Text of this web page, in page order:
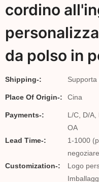
cordino
da polso in
Shipping-:
Place Of Origin-: Cina
Payments-:
L/C, D/A,
OA
Lead Time-:
1-1000
Customization-:
Logo